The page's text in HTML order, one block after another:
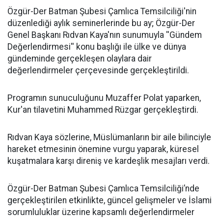
​Özgür-Der Batman Şubesi Çamlıca Temsilciliği'nin
düzenlediği aylık seminerlerinde bu ay; Özgür-Der
Genel Başkanı Rıdvan Kaya'nın sunumuyla ''Gündem
Değerlendirmesi'' konu başlığı ile ülke ve dünya
gündeminde gerçekleşen olaylara dair
değerlendirmeler çerçevesinde gerçekleştirildi.
Programın sunuculuğunu Muzaffer Polat yaparken,
Kur'an tilavetini Muhammed Rüzgar gerçekleştirdi.
Rıdvan Kaya sözlerine, Müslümanların bir aile bilinciyle
hareket etmesinin önemine vurgu yaparak, küresel
kuşatmalara karşı direniş ve kardeşlik mesajları verdi.
Özgür-Der Batman Şubesi Çamlıca Temsilciliği’nde
gerçekleştirilen etkinlikte, güncel gelişmeler ve İslami
sorumluluklar üzerine kapsamlı değerlendirmeler